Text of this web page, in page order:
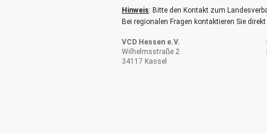
Hinweis: Bitte den Kontakt zum
Bei regionalen Fragen kontaktieren Sie
VCD Hessen e.V.
Wilhelmsstraße 2
34117 Kassel